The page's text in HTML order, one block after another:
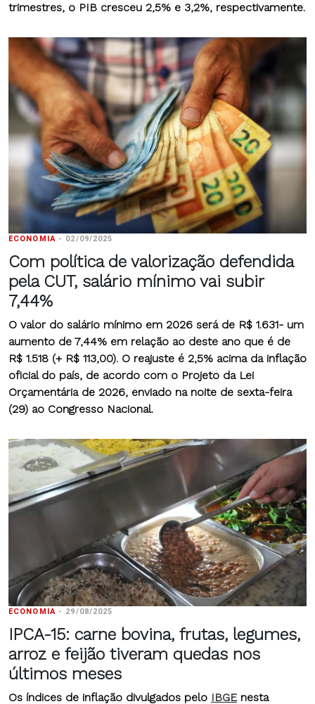
trimestres, o PIB cresceu 2,5% e 3,2%, respectivamente.
ECONOMIA- 02/09/2025
Com política de valorização defendida
pela CUT, salário mínimo vai subir
7,44%
O valor do salário mínimo em 2026 será de R$ 1.631- um
aumento de 7,44% em relação ao deste ano que é de
R$ 1.518 (+ R$ 113,00). O reajuste é 2,5% acima da inflação
oficial do país, de acordo com o Projeto da Lei
Orçamentária de 2026, enviado na noite de sexta-feira
(29) ao Congresso Nacional.
ECONOMIA- 29/08/2025
IPCA-15: carne bovina, frutas, legumes,
arroz e feijão tiveram quedas nos
últimos meses
Os índices de inflação divulgados pelo IBGEnesta